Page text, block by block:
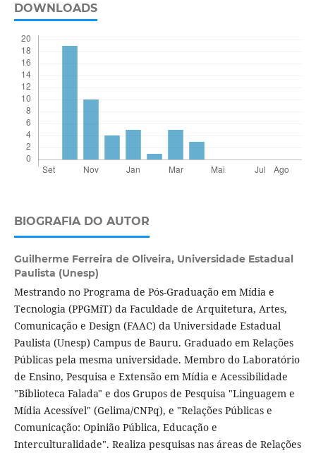
DOWNLOADS
BIOGRAFIA DO AUTOR
Guilherme Ferreira de Oliveira, Universidade Estadual
Paulista (Unesp)
Mestrando no Programa de Pós-Graduação em Mídia e
Tecnologia (PPGMiT) da Faculdade de Arquitetura, Artes,
Comunicação e Design (FAAC) da Universidade Estadual
Paulista (Unesp) Campus de Bauru. Graduado em Relações
Públicas pela mesma universidade. Membro do Laboratório
de Ensino, Pesquisa e Extensão em Mídia e Acessibilidade
"Biblioteca Falada" e dos Grupos de Pesquisa "Linguagem e
Mídia Acessível" (Gelima/CNPq), e "Relações Públicas e
Comunicação: Opinião Pública, Educação e
Interculturalidade". Realiza pesquisas nas áreas de Relações